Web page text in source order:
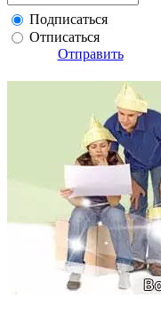
Подписаться
Отписаться
Отправить